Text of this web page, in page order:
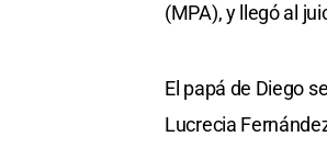
(MPA), y llegó al
El papá de Diego
Lucrecia